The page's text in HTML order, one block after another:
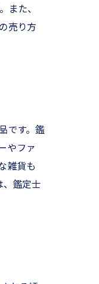
また、
売り方
です。鑑
やファ
雑貨も
、鑑定士